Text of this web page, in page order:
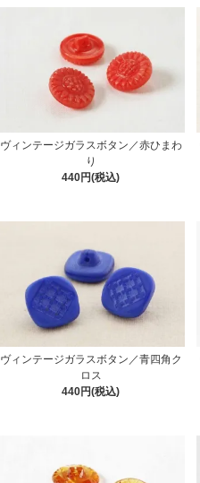
ヴィンテージガラスボタン／赤ひまわ
り
440円(税込)
ヴィンテージガラスボタン／青四角ク
ロス
440円(税込)